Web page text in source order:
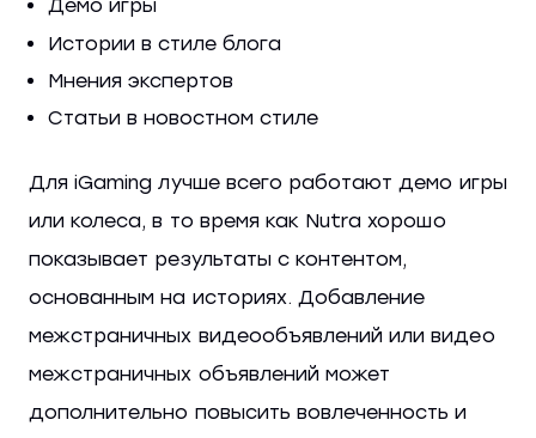
Демо игры
Истории в стиле блога
Мнения экспертов
Статьи в новостном стиле
Для iGaming лучше всего работают демо игры
или колеса, в то время как Nutra хорошо
показывает результаты с контентом,
основанным на историях. Добавление
межстраничных видеообъявлений или видео
межстраничных объявлений может
дополнительно повысить вовлеченность и